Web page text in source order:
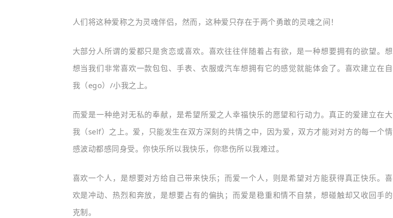
人们将这种爱称之为灵魂伴侣，然而， 这种爱 只存在于两个勇敢的灵魂之间！
大部分人所谓的爱都只是贪恋或喜欢。 喜欢往往伴随着占有欲，是一种想要拥有的欲望。想
想当我们非常喜欢一款包包、手表、衣服或汽车想拥有它的感觉就能体会了。喜欢建立在自
我（ego）/小我之上。
而爱是一种绝对无私的奉献，是希望所爱之人幸福快乐的愿望和行动力。真正的爱建立在大
我（self）之上。爱，只能发生在双方深刻的共情之中，因为爱，双方才能对对方的每一个情
感波动都感同身受。你快乐所以我快乐，你悲伤所以我难过。
喜欢一个人，是想要对方给自己带来快乐；而爱一个人，则是希望对方能获得真正快乐。喜
欢是冲动、热烈和奔放，是想要占有的偏执；而爱是稳重和情不自禁，想碰触却又收回手的
克制。